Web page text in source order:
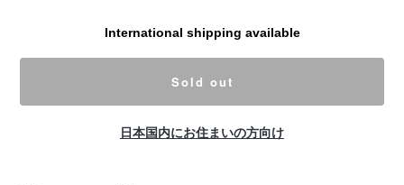
International shipping available
Sold out
日本国内にお住まいの方向け